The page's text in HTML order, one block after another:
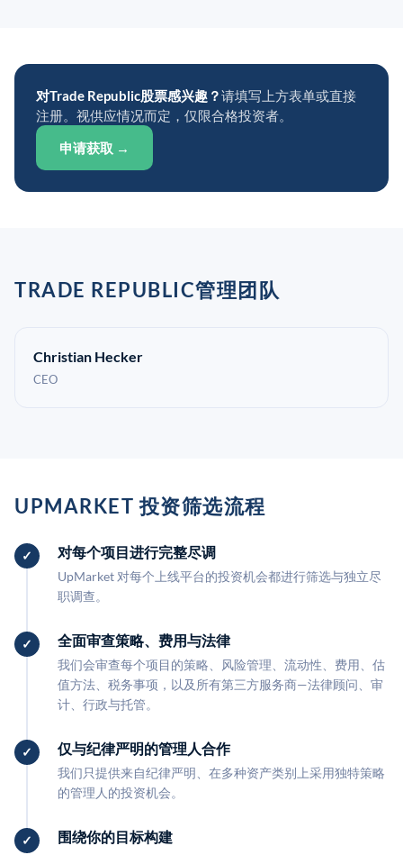
对Trade Republic股票感兴趣？请填写上方表单或直接
注册。视供应情况而定，仅限合格投资者。
申请获取 →
TRADE REPUBLIC管理团队
Christian Hecker
CEO
UPMARKET 投资筛选流程
对每个项目进行完整尽调
UpMarket 对每个上线平台的投资机会都进行筛选与独立尽
职调查。
全面审查策略、费用与法律
我们会审查每个项目的策略、风险管理、流动性、费用、估
值方法、税务事项，以及所有第三方服务商—法律顾问、审
计、行政与托管。
仅与纪律严明的管理人合作
我们只提供来自纪律严明、在多种资产类别上采用独特策略
的管理人的投资机会。
围绕你的目标构建